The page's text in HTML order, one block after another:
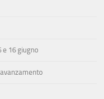
e 16 giugno